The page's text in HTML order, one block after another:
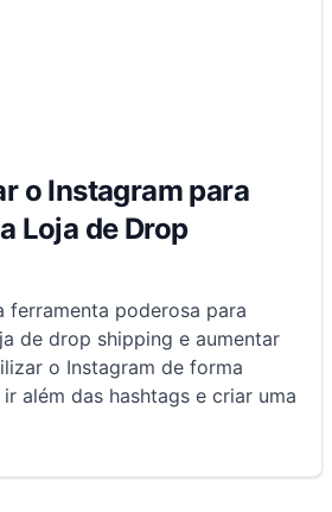
o Instagram para
Loja de Drop
ferramenta poderosa para
de drop shipping e aumentar
o Instagram de forma
além das hashtags e criar uma